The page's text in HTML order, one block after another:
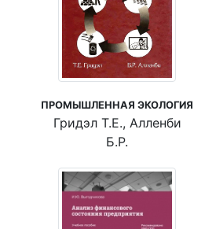
ПРОМЫШЛЕННАЯ ЭКОЛОГИЯ
Гридэл Т.Е., Алленби
Б.Р.